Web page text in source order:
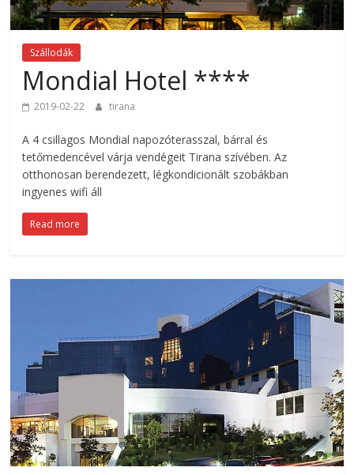
Szállodák
Mondial Hotel ****
2019-02-22 tirana
A 4 csillagos Mondial napozóterasszal, bárral és
tetőmedencével várja vendégeit Tirana szívében. Az
otthonosan berendezett, légkondicionált szobákban
ingyenes wifi áll
Read more